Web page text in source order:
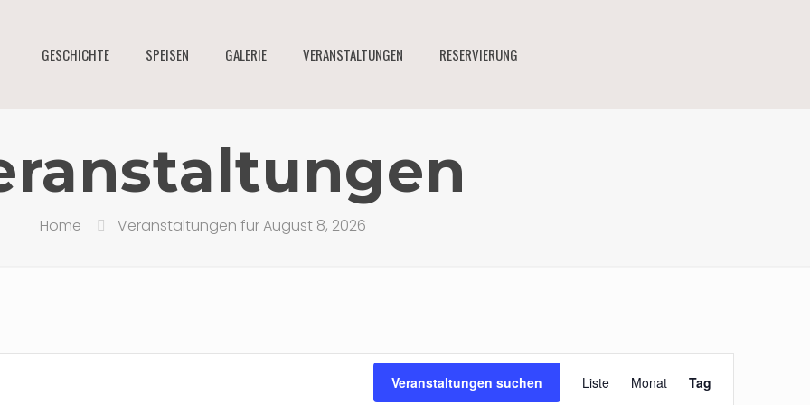
GESCHICHTE SPEISEN GALERIE VERANSTALTUNGEN RESERVIERUNG
Home Veranstaltungen für August 8, 2026
Veranstaltungen suchen Liste Monat Tag